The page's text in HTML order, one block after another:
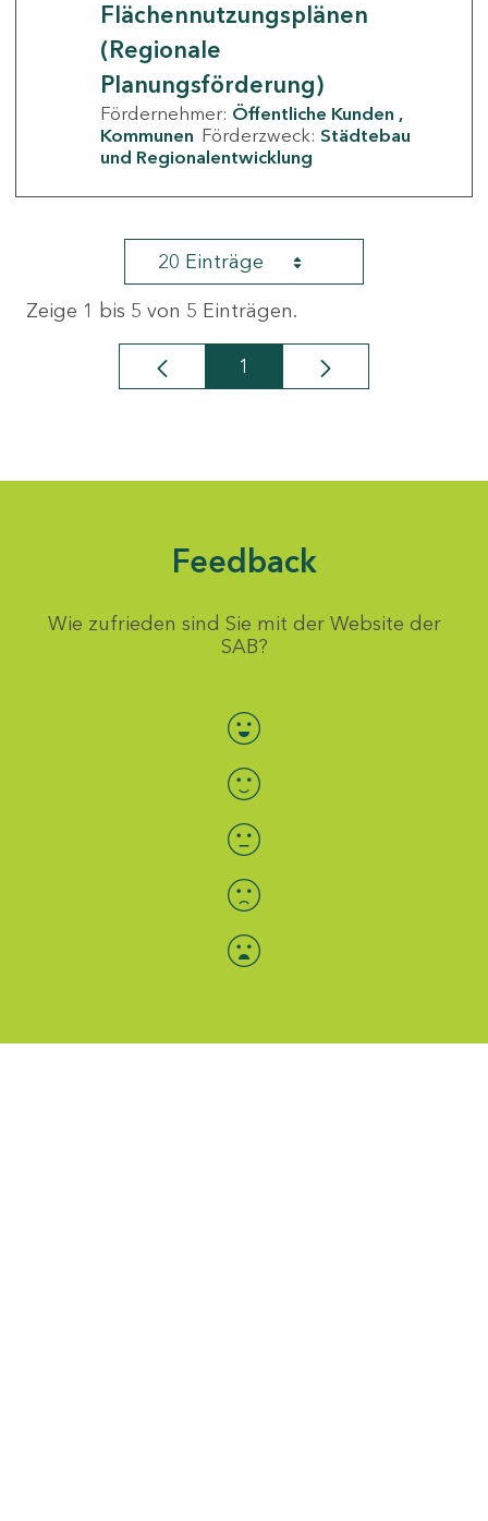
Flächennutzungsplänen
(Regionale
Planungsförderung)
Fördernehmer: Öffentliche Kunden
Kommunen Förderzweck: Städtebau
und Regionalentwicklung
20 Einträge
Zeige 1 bis 5 von 5 Einträgen.
Seite
1
Feedback
Wie zufrieden sind Sie mit der Website der
SAB?
Bewertung auswählen